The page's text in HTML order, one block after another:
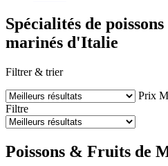
Spécialités de
marinés d'Italie
Filtrer & trier
Prix
Filtre
Poissons & Fruits de